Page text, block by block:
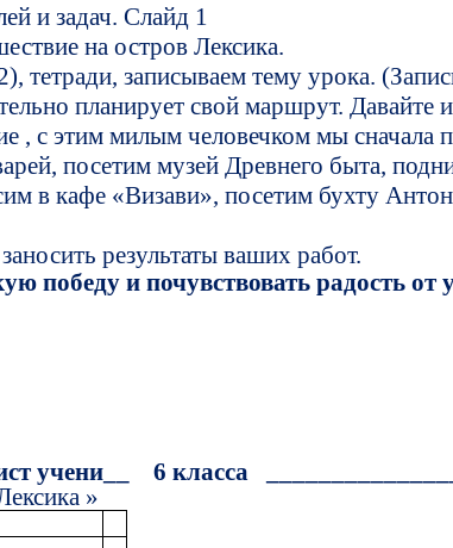
и задач. Слайд 1
на остров Лексика.
тетради, записываем тему урока.
планирует свой маршрут.
, с этим милым человечком мы
посетим музей Древнего быта,
в кафе «Визави», посетим бухту
результаты ваших работ.
победу и почувствовать радость от
учени__ 6 класса
»